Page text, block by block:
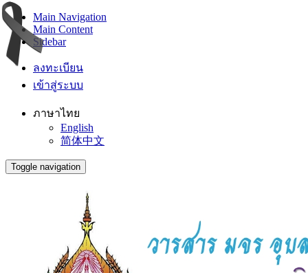
Main Navigation
Main Content
Sidebar
ลงทะเบียน
เข้าสู่ระบบ
ภาษาไทย
English
简体中文
Toggle navigation